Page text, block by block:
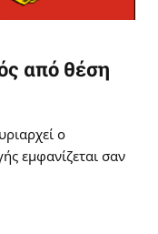
από θέση
ο
εμφανίζεται σαν